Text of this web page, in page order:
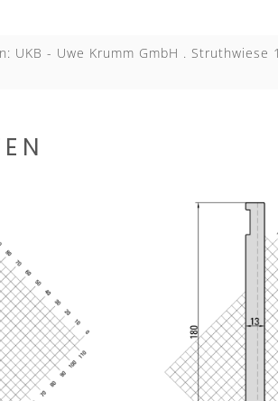
UKB - Uwe Krumm GmbH . Struthwiese